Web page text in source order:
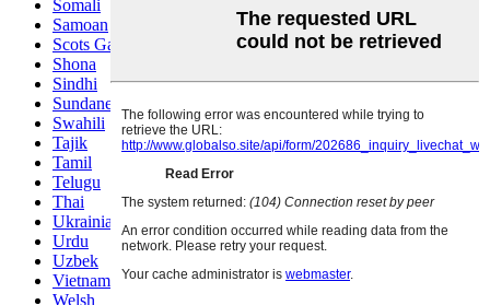
Somali
Samoan
Scots Gaelic
Shona
Sindhi
Sundanese
Swahili
Tajik
Tamil
Telugu
Thai
Ukrainian
Urdu
Uzbek
Vietnamese
Welsh